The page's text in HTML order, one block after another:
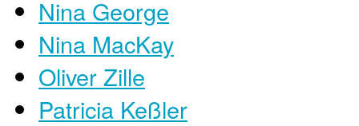
Nina George
Nina MacKay
Oliver Zille
Patricia Keßler